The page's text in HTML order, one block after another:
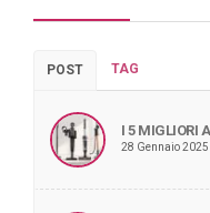
POST TAG
I 5 MIGLIORI
28 Gennaio 2025